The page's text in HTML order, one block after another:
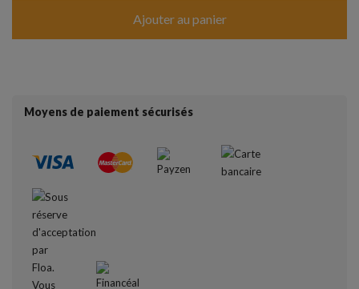
Ajouter au panier
Moyens de paiement sécurisés